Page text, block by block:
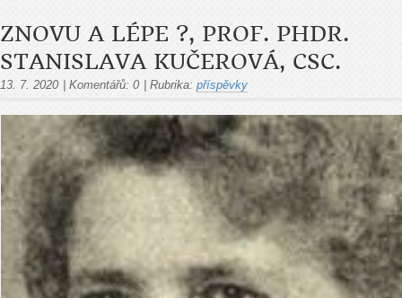
ZNOVU A LÉPE ?, PROF. PHDR.
STANISLAVA KUČEROVÁ, CSC.
13. 7. 2020 Komentářů: 0 Rubrika: příspěvky